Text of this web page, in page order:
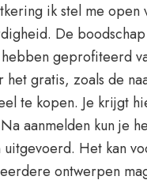
ik stel me
De
geprofiteerd
gratis, zoals de
te kopen. Je krijgt
aanmelden kun je
Het kan
ontwerpen